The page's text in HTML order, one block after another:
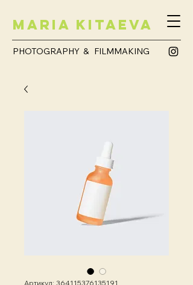
Maria Kitaeva
PHOTOGRAPHY & FILMMAKING
Артикул: 364115376135191